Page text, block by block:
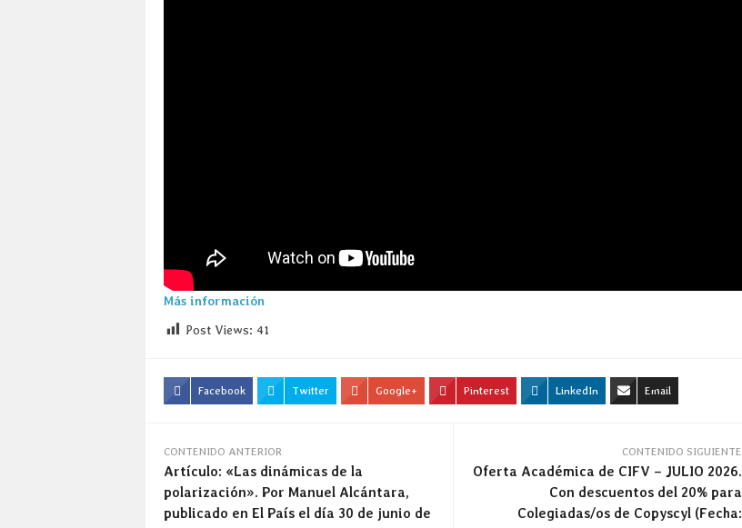
Más información
Post Views: 41
Facebook Twitter Google+ Pinterest LinkedIn Email
CONTENIDO ANTERIOR
Artículo: «Las dinámicas de la
polarización». Por Manuel Alcántara,
publicado en El País el día 30 de junio de
CONTENIDO SIGUIENTE
Oferta Académica de CIFV – JULIO 2026.
Con descuentos del 20% para
Colegiadas/os de Copyscyl (Fecha: